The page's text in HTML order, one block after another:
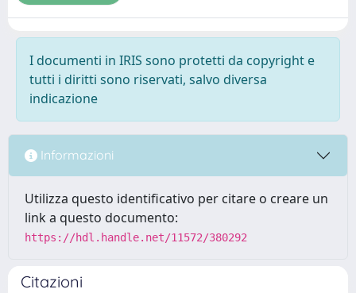
I documenti in IRIS sono protetti da copyright e
tutti i diritti sono riservati, salvo diversa
indicazione
Informazioni
Utilizza questo identificativo per citare o creare un
link a questo documento:
https://hdl.handle.net/11572/380292
Citazioni